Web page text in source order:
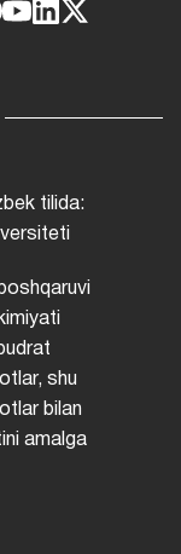
tilida:
shu
bilan
amalga